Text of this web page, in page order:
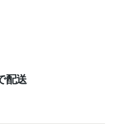
配送